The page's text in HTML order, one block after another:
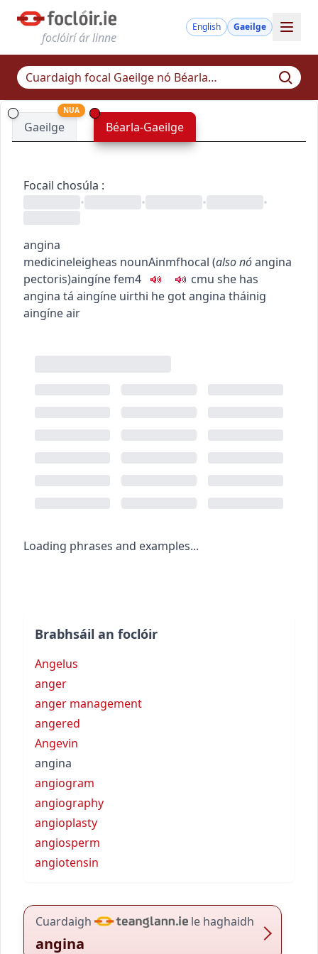
foclóirí ár linne
English Gaeilge
Gaeilge
NUA
Béarla-Gaeilge
Focail chosúla :
•
• • •
angina
medicineleigheas nounAinmfhocal (alsonóangina
pectoris)aingínefem4 cmu she has
angina tá aingíne uirthi he got angina tháinig
aingíne air
Loading phrases and examples...
Brabhsáil an foclóir
Angelus
anger
anger management
angered
Angevin
angina
angiogram
angiography
angioplasty
angiosperm
angiotensin
Cuardaigh le haghaidh
angina